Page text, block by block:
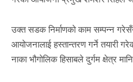
उक्त सडक निर्माणको काम सम्पन्न
आयोजनालाई हस्तान्तरण गर्ने तयारी
नाका भौगोलिक हिसाबले दुर्गम क्षेत्र